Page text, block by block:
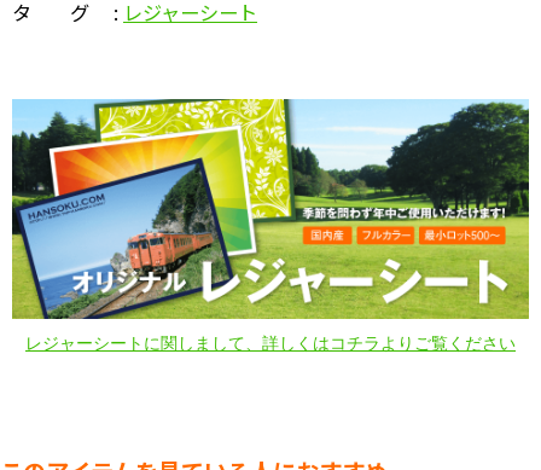
タ グ : レジャーシート
レジャーシートに関しまして、詳しくはコチラよりご覧ください